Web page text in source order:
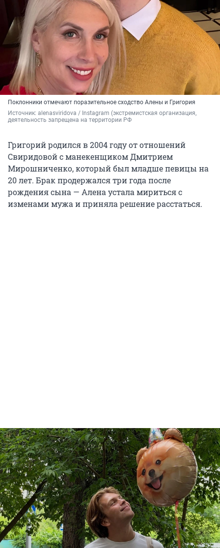
Поклонники отмечают поразительное сходство Алены и Григория
Источник: alenasviridova / Instagram (экстремистская организация,
деятельность запрещена на территории РФ
Григорий родился в 2004 году от отношений
Свиридовой с манекенщиком Дмитрием
Мирошниченко, который был младше певицы на
20 лет. Брак продержался три года после
рождения сына — Алена устала мириться с
изменами мужа и приняла решение расстаться.